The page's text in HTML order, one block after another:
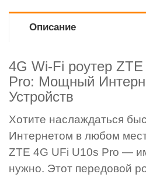
Описание
4G Wi-Fi роутер
Pro: Мощный
Устройств
Хотите наслаждаться
Интернетом в любом
ZTE 4G UFi U10s Pro —
нужно. Этот передовой